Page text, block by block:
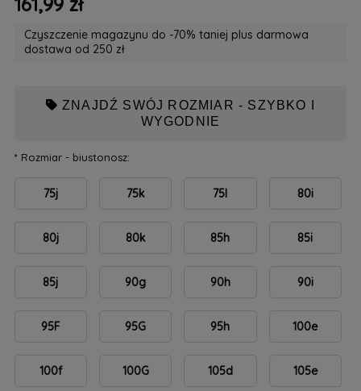
Czyszczenie magazynu do -70% taniej plus darmowa
dostawa od 250 zł
ZNAJDŹ SWÓJ ROZMIAR - SZYBKO I
WYGODNIE
*Rozmiar - biustonosz:
75j 75k 75l 80i
80j 80k 85h 85i
85j 90g 90h 90i
95F 95G 95h 100e
100f 100G 105d 105e